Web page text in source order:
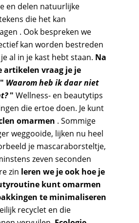
en delen natuurlijke
die het kan
. Ook bespreken we
kan worden bestreden
al in je kast hebt staan. Na
artikelen vraag je je
Waarom heb ik daar niet
" Wellness- en beautytips
die ertoe doen. Je kunt
omarmen . Sommige
weggooide, lijken nu heel
je mascaraborsteltje,
zeven seconden
zin leren we je ook hoe je
kunt omarmen
te minimaliseren
recyclet en die